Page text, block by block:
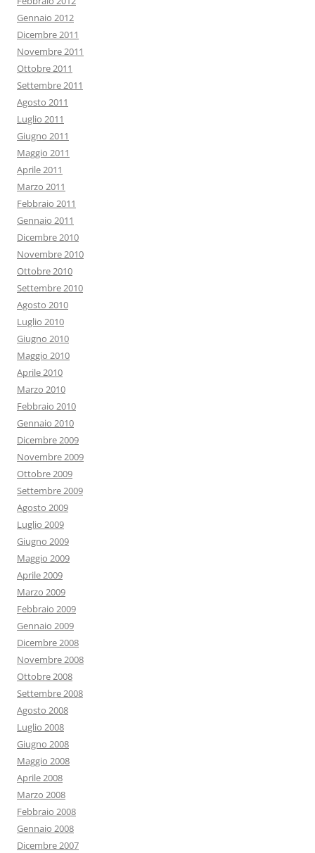
Gennaio 2012
Dicembre 2011
Novembre 2011
Ottobre 2011
Settembre 2011
Agosto 2011
Luglio 2011
Giugno 2011
Maggio 2011
Aprile 2011
Marzo 2011
Febbraio 2011
Gennaio 2011
Dicembre 2010
Novembre 2010
Ottobre 2010
Settembre 2010
Agosto 2010
Luglio 2010
Giugno 2010
Maggio 2010
Aprile 2010
Marzo 2010
Febbraio 2010
Gennaio 2010
Dicembre 2009
Novembre 2009
Ottobre 2009
Settembre 2009
Agosto 2009
Luglio 2009
Giugno 2009
Maggio 2009
Aprile 2009
Marzo 2009
Febbraio 2009
Gennaio 2009
Dicembre 2008
Novembre 2008
Ottobre 2008
Settembre 2008
Agosto 2008
Luglio 2008
Giugno 2008
Maggio 2008
Aprile 2008
Marzo 2008
Febbraio 2008
Gennaio 2008
Dicembre 2007